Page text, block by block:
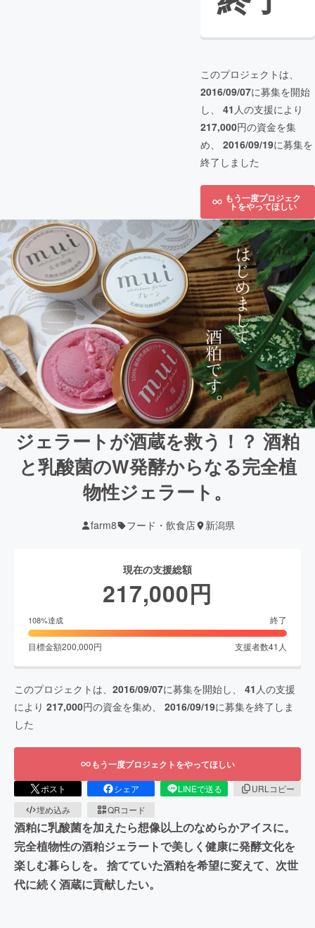
このプロジェクトは、
2016/09/07に募集を開始
し、 41 人の支援により
217,000円の資金を集
め、 2016/09/19に募集を
終了しました
もう一度プロジェク
トをやってほしい
ジェラートが酒蔵を救う！？ 酒粕
と乳酸菌のW発酵からなる完全植
物性ジェラート。
farm8 フード・飲食店 新潟県
現在の支援総額
217,000円
108%達成 終了
目標金額200,000円 支援者数41 人
このプロジェクトは、 2016/09/07に募集を開始し、 41 人の支援
により 217,000円の資金を集め、 2016/09/19に募集を終了しま
した
もう一度プロジェクトをやってほしい
ポスト シェア LINEで送る
URLコピー
埋め込み
QRコード
酒粕に乳酸菌を加えたら想像以上のなめらかアイスに。
完全植物性の酒粕ジェラートで美しく健康に発酵文化を
楽しむ暮らしを。 捨てていた酒粕を希望に変えて、次世
代に続く酒蔵に貢献したい。